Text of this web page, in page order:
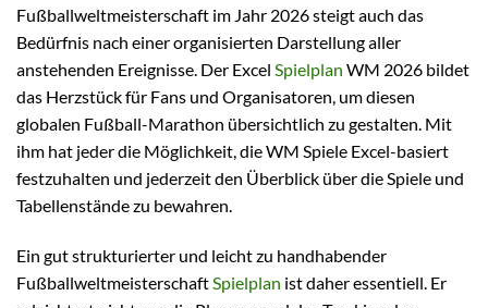
Fußballweltmeisterschaft im Jahr 2026 steigt auch das
Bedürfnis nach einer organisierten Darstellung aller
anstehenden Ereignisse. Der Excel Spielplan WM 2026 bildet
das Herzstück für Fans und Organisatoren, um diesen
globalen Fußball-Marathon übersichtlich zu gestalten. Mit
ihm hat jeder die Möglichkeit, die WM Spiele Excel-basiert
festzuhalten und jederzeit den Überblick über die Spiele und
Tabellenstände zu bewahren.
Ein gut strukturierter und leicht zu handhabender
FußballweltmeisterschaftSpielplan ist daher essentiell. Er